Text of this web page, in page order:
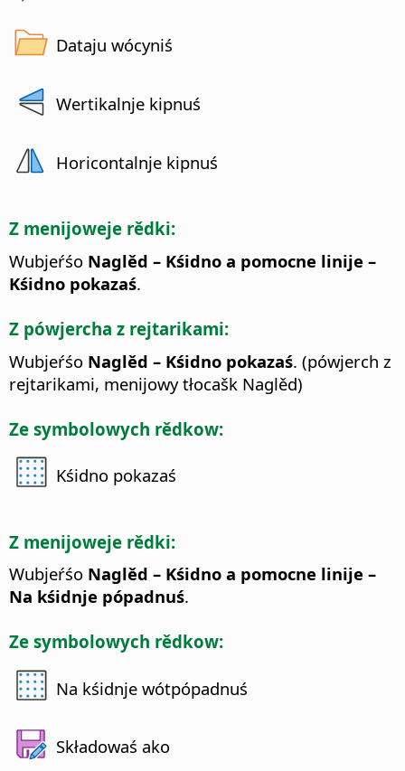
Dataju wócyniś
Wertikalnje kipnuś
Horicontalnje kipnuś
Z menijoweje rědki:
Wubjeŕśo Naglěd – Kśidno a pomocne linije –
Kśidno pokazaś.
Z pówjercha z rejtarikami:
Wubjeŕśo Naglěd – Kśidno pokazaś. (pówjerch z
rejtarikami, menijowy tłocašk Naglěd)
Ze symbolowych rědkow:
Kśidno pokazaś
Z menijoweje rědki:
Wubjeŕśo Naglěd – Kśidno a pomocne linije –
Na kśidnje pópadnuś.
Ze symbolowych rědkow:
Na kśidnje wótpópadnuś
Składowaś ako